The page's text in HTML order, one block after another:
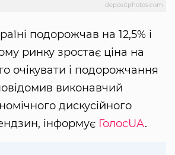
depositphotos.com
подорожчав на 12,5% і
ринку зростає ціна на
очікувати і подорожчання
виконавчий
дискусійного
інформує ГолосUA.